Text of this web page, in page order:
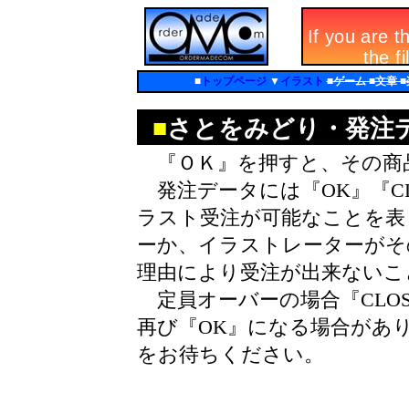
■トップページ▼ イラスト ■ゲーム ■文章
■さとをみどり・発注
『ＯＫ』を押すと、その
発注データには『OK』『
ラスト受注が可能なことを
ーか、イラストレーターが
理由により受注が出来ない
定員オーバーの場合『
再び『OK』になる場合があ
をお待ちください。